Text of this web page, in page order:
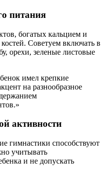
питания
богатых кальцием и
Советуем включать в
орехи, зеленые листовые
имел крепкие
на разнообразное
активности
гимнастики способствуют
учитывать
и не допускать